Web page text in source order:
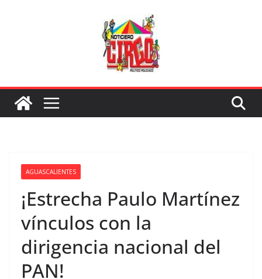
AGUASCALIENTES
¡Estrecha Paulo Martínez
vínculos con la
dirigencia nacional del
PAN!